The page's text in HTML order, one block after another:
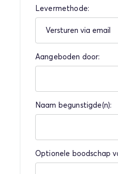
Levermethode:
Aangeboden door:
Naam begunstigde(n):
Optionele boodschap